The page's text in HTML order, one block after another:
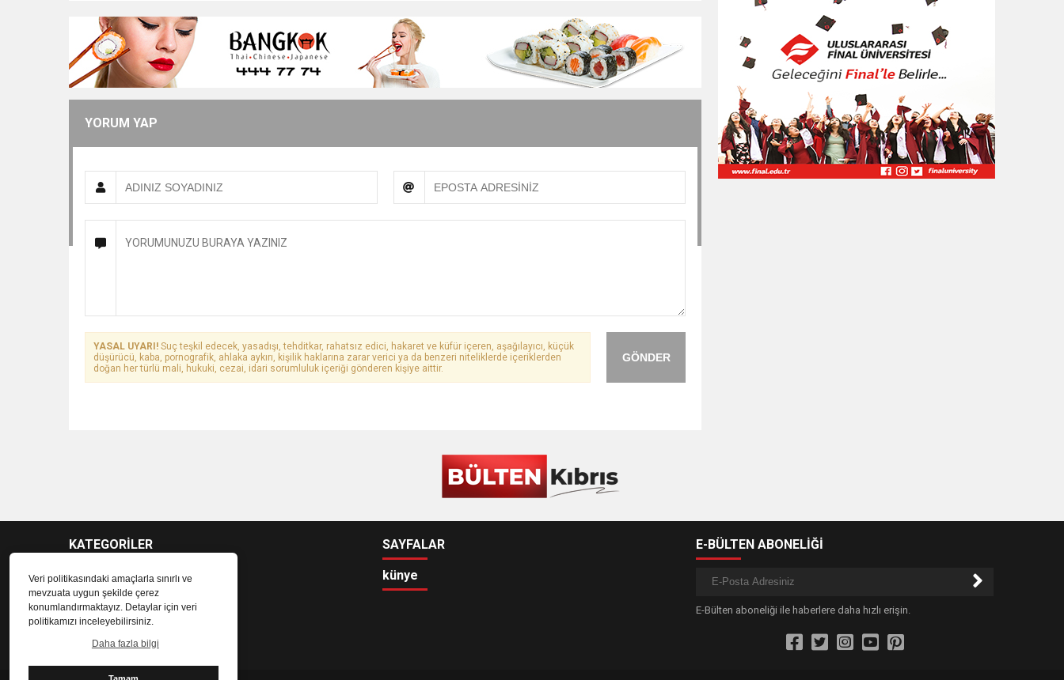
Veri politikasındaki amaçlarla sınırlı ve
mevzuata uygun şekilde çerez
konumlandırmaktayız. Detaylar için veri
politikamızı inceleyebilirsiniz.
Daha fazla bilgi
YORUM YAP
GÖNDER
YASAL UYARI! Suç teşkil edecek, yasadışı, tehditkar, rahatsız edici, hakaret ve küfür içeren, aşağılayıcı, küçük
düşürücü, kaba, pornografik, ahlaka aykırı, kişilik haklarına zarar verici ya da benzeri niteliklerde içeriklerden
doğan her türlü mali, hukuki, cezai, idari sorumluluk içeriği gönderen kişiye aittir.
KATEGORİLER SAYFALAR
künye
E-BÜLTEN ABONELİĞİ
E-Bülten aboneliği ile haberlere daha hızlı erişin.